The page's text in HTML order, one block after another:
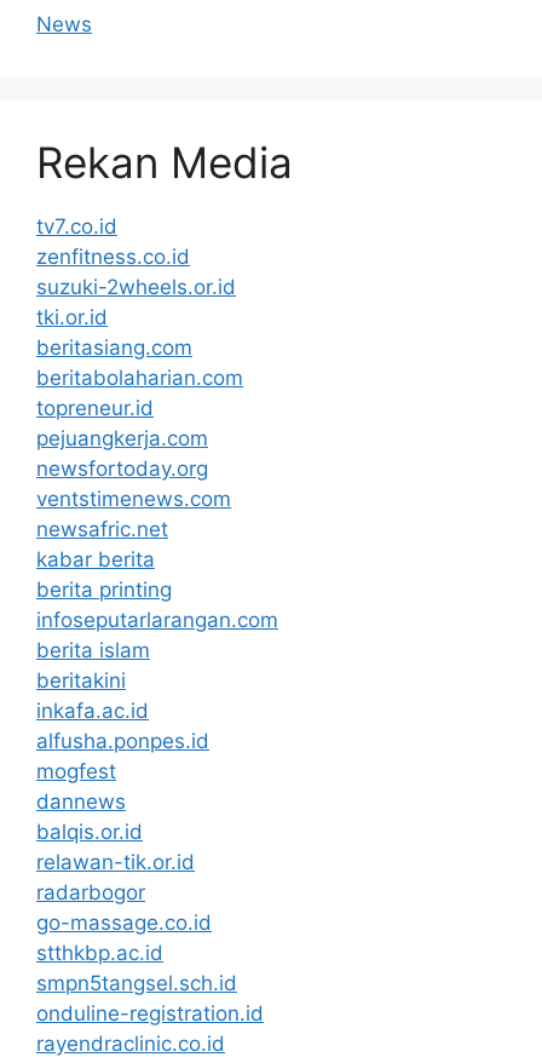
News
Rekan Media
tv7.co.id
zenfitness.co.id
suzuki-2wheels.or.id
tki.or.id
beritasiang.com
beritabolaharian.com
topreneur.id
pejuangkerja.com
newsfortoday.org
ventstimenews.com
newsafric.net
kabar berita
berita printing
infoseputarlarangan.com
berita islam
beritakini
inkafa.ac.id
alfusha.ponpes.id
mogfest
dannews
balqis.or.id
relawan-tik.or.id
radarbogor
go-massage.co.id
stthkbp.ac.id
smpn5tangsel.sch.id
onduline-registration.id
rayendraclinic.co.id